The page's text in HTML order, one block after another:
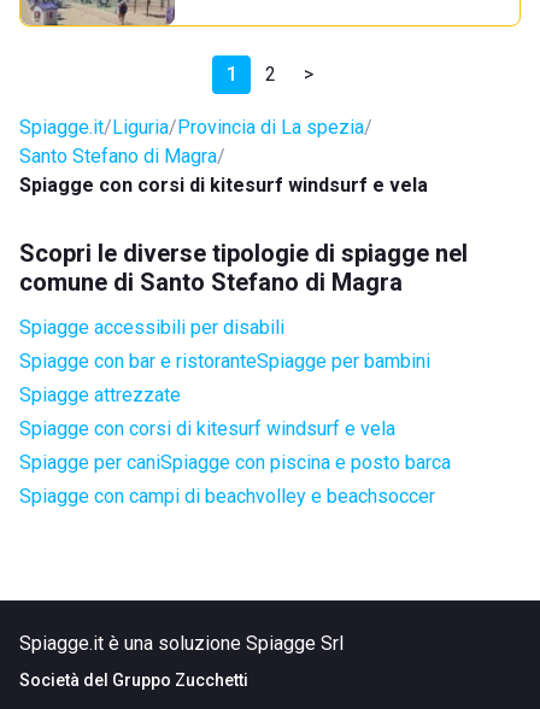
1 2 >
Spiagge.it Liguria Provincia di La spezia
Santo Stefano di Magra
Spiagge con corsi di kitesurf windsurf e vela
Scopri le diverse tipologie di spiagge nel
comune di Santo Stefano di Magra
Spiagge accessibili per disabili
Spiagge con bar e ristoranteSpiagge per bambini
Spiagge attrezzate
Spiagge con corsi di kitesurf windsurf e vela
Spiagge per caniSpiagge con piscina e posto barca
Spiagge con campi di beachvolley e beachsoccer
Spiagge.it è una soluzione Spiagge Srl
Società del Gruppo Zucchetti